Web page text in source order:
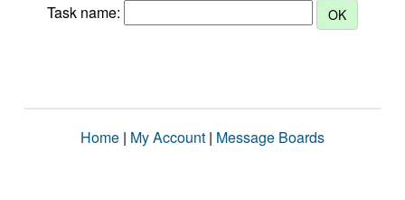
Task name:
Home | My Account | Message Boards